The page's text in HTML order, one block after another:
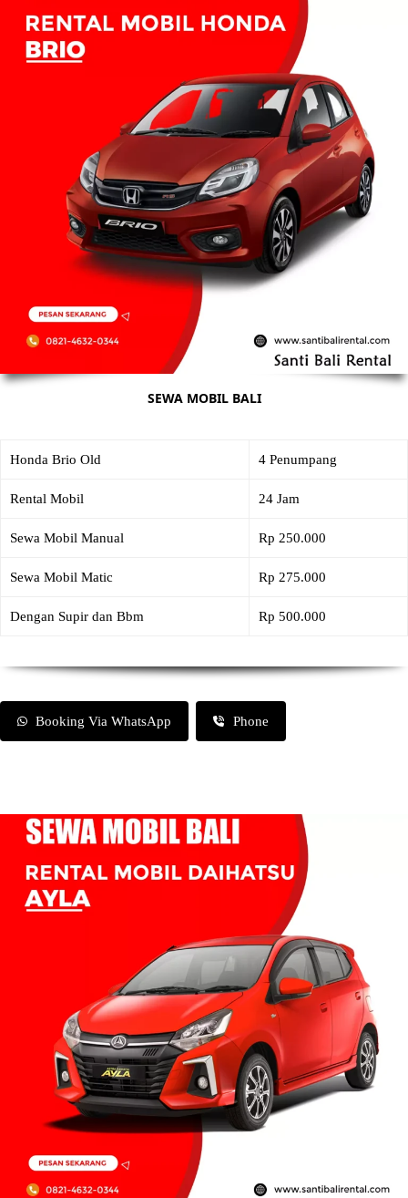
SEWA MOBIL BALI
Honda Brio Old 4 Penumpang
Rental Mobil 24 Jam
Sewa Mobil Manual Rp 250.000
Sewa Mobil Matic Rp 275.000
Dengan Supir dan Bbm Rp 500.000
Booking Via WhatsApp Phone